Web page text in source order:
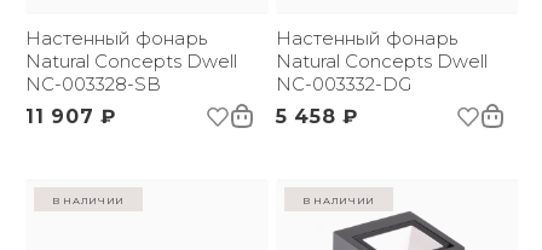
Настенный фонарь
Natural Concepts Dwell
NC-003328-SB
11 907 ₽
Настенный фонарь
Natural Concepts Dwell
NC-003332-DG
5 458 ₽
в наличии в наличии